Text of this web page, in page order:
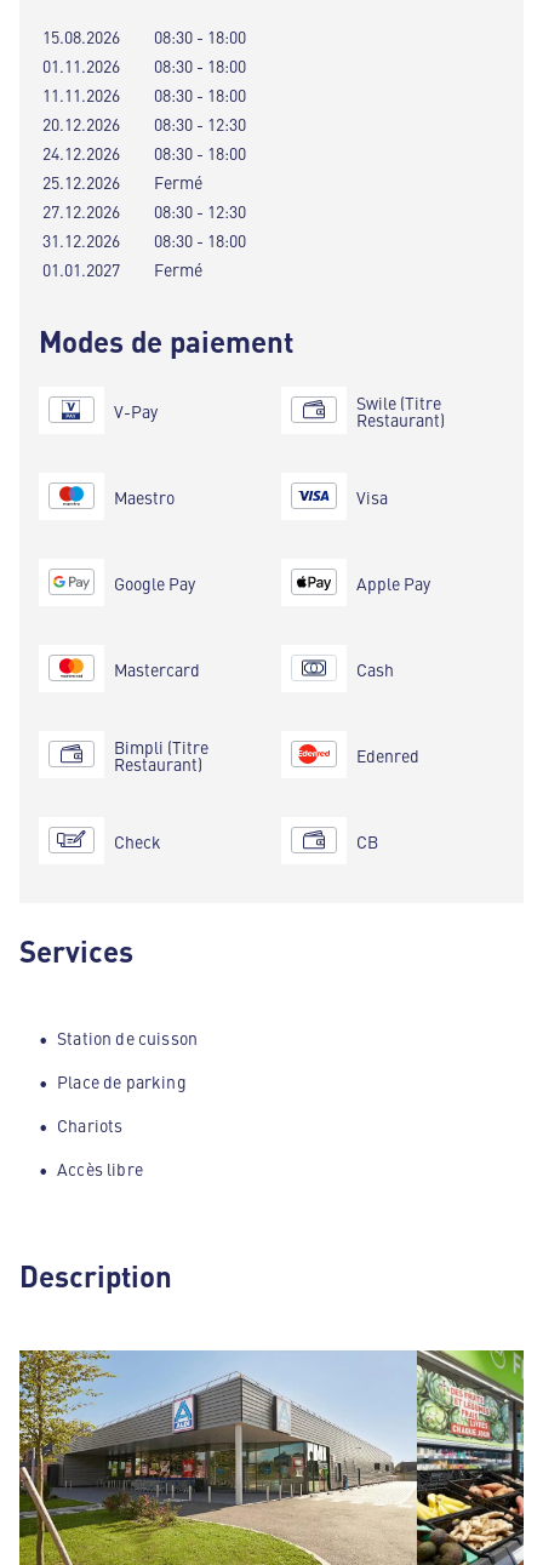
15.08.2026
08:30 - 18:00
01.11.2026
08:30 - 18:00
11.11.2026
08:30 - 18:00
20.12.2026
08:30 - 12:30
24.12.2026
08:30 - 18:00
25.12.2026
Fermé
27.12.2026
08:30 - 12:30
31.12.2026
08:30 - 18:00
01.01.2027
Fermé
Modes de paiement
V-Pay
Maestro
Google Pay
Mastercard
Bimpli (Titre
Restaurant)
Check
Swile (Titre
Restaurant)
Visa
Apple Pay
Cash
Edenred
CB
Services
Station de cuisson
Place de parking
Chariots
Accès libre
Description